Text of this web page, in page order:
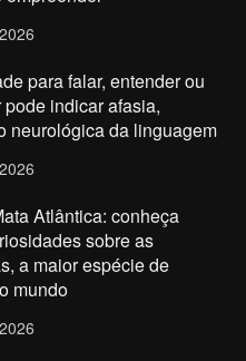
para falar, entender ou
pode indicar afasia,
neurológica da linguagem
Atlântica: conheça
sobre as
a maior espécie de
mundo